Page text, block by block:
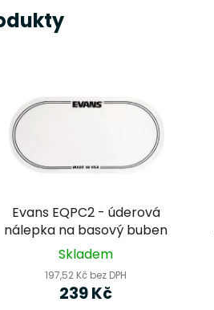
Evans EQPC2 - úderová
nálepka na basový buben
Skladem
197,52 Kč bez DPH
239 Kč